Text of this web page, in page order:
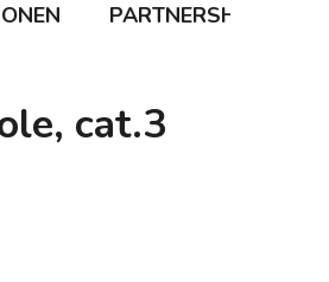
PARTNERSHIP
cat.3